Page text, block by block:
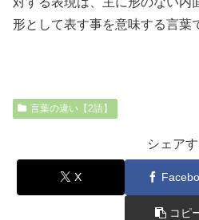
形として表す事を意味する言葉
言葉の違い【2語】
シェア
X
コピ